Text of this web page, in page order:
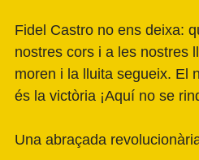
Fidel Castro no ens deixa:
nostres cors i a les nostres
moren i la lluita segueix. El
és la victòria ¡Aquí no se
Una abraçada